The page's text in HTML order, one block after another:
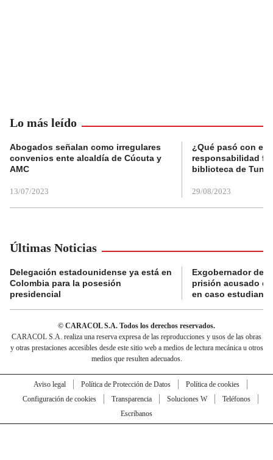
Lo más leído
Abogados señalan como irregulares
convenios ente alcaldía de Cúcuta y
AMC
13/07/2023
¿Qué pasó con el
responsabilidad
biblioteca de
29/08/2023
Últimas Noticias
Delegación estadounidense ya está en
Colombia para la posesión
presidencial
Exgobernador de
prisión acusado
en caso
© CARACOL S.A. Todos los derechos reservados.
CARACOL S.A. realiza una reserva expresa de las reproducciones y usos de las obras
y otras prestaciones accesibles desde este sitio web a medios de lectura mecánica u otros
medios que resulten adecuados.
Aviso legal Política de Protección de Datos
Política de cookies
Configuración de cookies
Transparencia Soluciones W
Teléfonos
Escríbanos